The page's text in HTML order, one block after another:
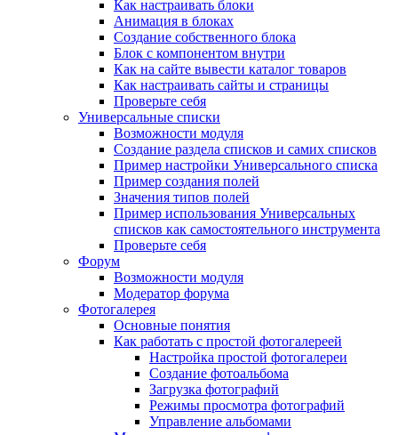
Как настраивать блоки
Анимация в блоках
Создание собственного блока
Блок с компонентом внутри
Как на сайте вывести каталог товаров
Как настраивать сайты и страницы
Проверьте себя
Универсальные списки
Возможности модуля
Создание раздела списков и самих списков
Пример настройки Универсального списка
Пример создания полей
Значения типов полей
Пример использования Универсальных
списков как самостоятельного инструмента
Проверьте себя
Форум
Возможности модуля
Модератор форума
Фотогалерея
Основные понятия
Как работать с простой фотогалереей
Настройка простой фотогалереи
Создание фотоальбома
Загрузка фотографий
Режимы просмотра фотографий
Управление альбомами